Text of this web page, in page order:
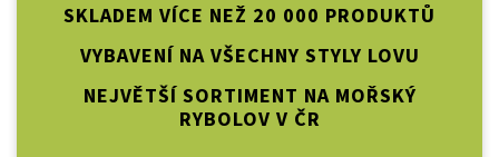
SKLADEM VÍCE NEŽ 20 000 PRODUKTŮ
VYBAVENÍ NA VŠECHNY STYLY LOVU
NEJVĚTŠÍ SORTIMENT NA MOŘSKÝ
RYBOLOV V ČR